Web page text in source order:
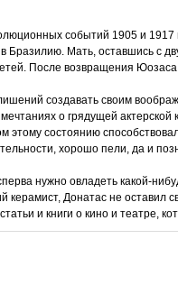
событий 1905 и 1917
Бразилию. Мать, оставшись с
После возвращения
создавать своим
о грядущей актерской
состоянию
хорошо пели, да и
нужно овладеть какой-
Донатас не оставил
и книги о кино и театре,